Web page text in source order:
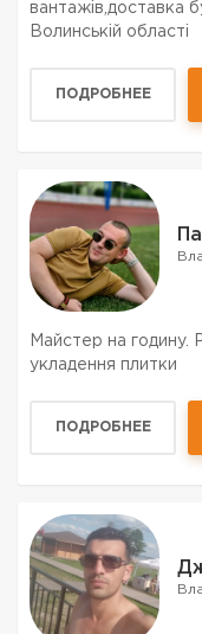
вантажів,доставка
Волинській області
ПОДРОБНЕЕ
Майстер на годину.
укладення плитки
ПОДРОБНЕЕ